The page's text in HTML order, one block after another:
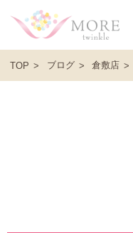
TOP ブログ 倉敷店